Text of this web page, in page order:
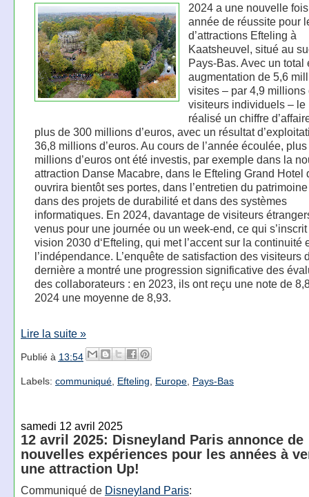
2024 a une nouvelle
année de réussite pour
d’attractions Efteling à
Kaatsheuvel, situé au
Pays-Bas. Avec un total
augmentation de 5,6
visites – par 4,9 millions
visiteurs individuels – le
réalisé un chiffre
plus de 300 millions d’euros, avec un résultat
36,8 millions d’euros. Au cours de l’année écoulée,
millions d’euros ont été investis, par exemple dans la
attraction Danse Macabre, dans le Efteling Grand Hotel
ouvrira bientôt ses portes, dans l’entretien du
dans des projets de durabilité et dans des systèmes
informatiques. En 2024, davantage de visiteurs
venus pour une journée ou un week-end, ce qui
vision 2030 d‘Efteling, qui met l’accent sur la continuité
l’indépendance. L’enquête de satisfaction des visiteurs
dernière a montré une progression significative des
des collaborateurs : en 2023, ils ont reçu une note de
2024 une moyenne de 8,93.
Lire la suite »
Publié à 13:54
Labels: communiqué, Efteling Europe, Pays-Bas
samedi 12 avril 2025
12 avril 2025: Disneyland Paris annonce de
nouvelles expériences pour les années à
une attraction Up!
Communiqué de Disneyland Paris: